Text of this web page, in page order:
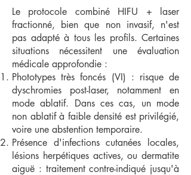
Le protocole combiné HIFU + laser
fractionné, bien que non invasif, n'est
pas adapté à tous les profils. Certaines
situations nécessitent une évaluation
médicale approfondie :
Phototypes très foncés (VI) : risque de
dyschromies post-laser, notamment en
mode ablatif. Dans ces cas, un mode
non ablatif à faible densité est privilégié,
voire une abstention temporaire.
Présence d'infections cutanées locales,
lésions herpétiques actives, ou dermatite
aiguë : traitement contre-indiqué jusqu'à